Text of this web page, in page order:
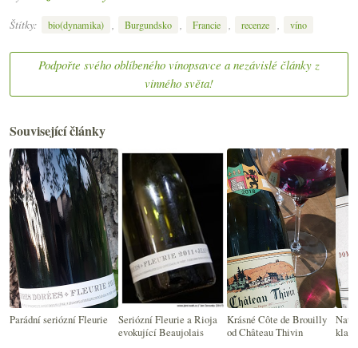
Štítky:
bio(dynamika) , Burgundsko , Francie , recenze , víno
Podpořte svého oblíbeného vínopsavce a nezávislé články z
vinného světa!
Související články
Parádní seriózní Fleurie
Seriózní Fleurie a Rioja
evokující Beaujolais
Krásné Côte de Brouilly
od Château Thivin